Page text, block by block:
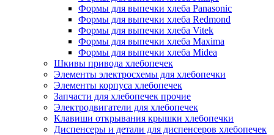
Формы для выпечки хлеба Panasonic
Формы для выпечки хлеба Redmond
Формы для выпечки хлеба Vitek
Формы для выпечки хлеба Maxima
Формы для выпечки хлеба Midea
Шкивы привода хлебопечек
Элементы электросхемы для хлебопечки
Элементы корпуса хлебопечек
Запчасти для хлебопечек прочие
Электродвигатели для хлебопечек
Клавиши открывания крышки хлебопечки
Диспенсеры и детали для диспенсеров хлебопечек